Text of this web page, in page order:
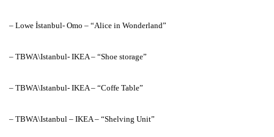
– Lowe İstanbul- Omo – “Alice in Wonderland”
– TBWA\Istanbul- IKEA – “Shoe storage”
– TBWA\Istanbul- IKEA – “Coffe Table”
– TBWA\Istanbul – IKEA – “Shelving Unit”